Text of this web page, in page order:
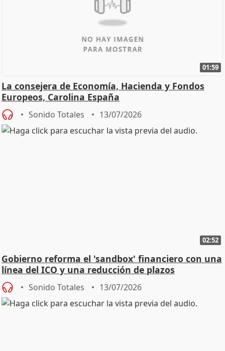
01:59
La consejera de Economía, Hacienda y Fondos
Europeos, Carolina España
Sonido Totales 13/07/2026
02:52
Gobierno reforma el 'sandbox' financiero con una
línea del ICO y una reducción de plazos
Sonido Totales 13/07/2026